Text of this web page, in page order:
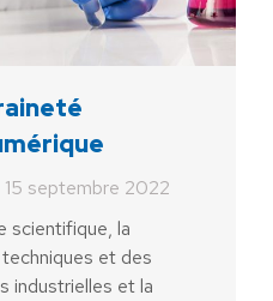
15 septembre 2022
scientifique, la
et des
industrielles et la